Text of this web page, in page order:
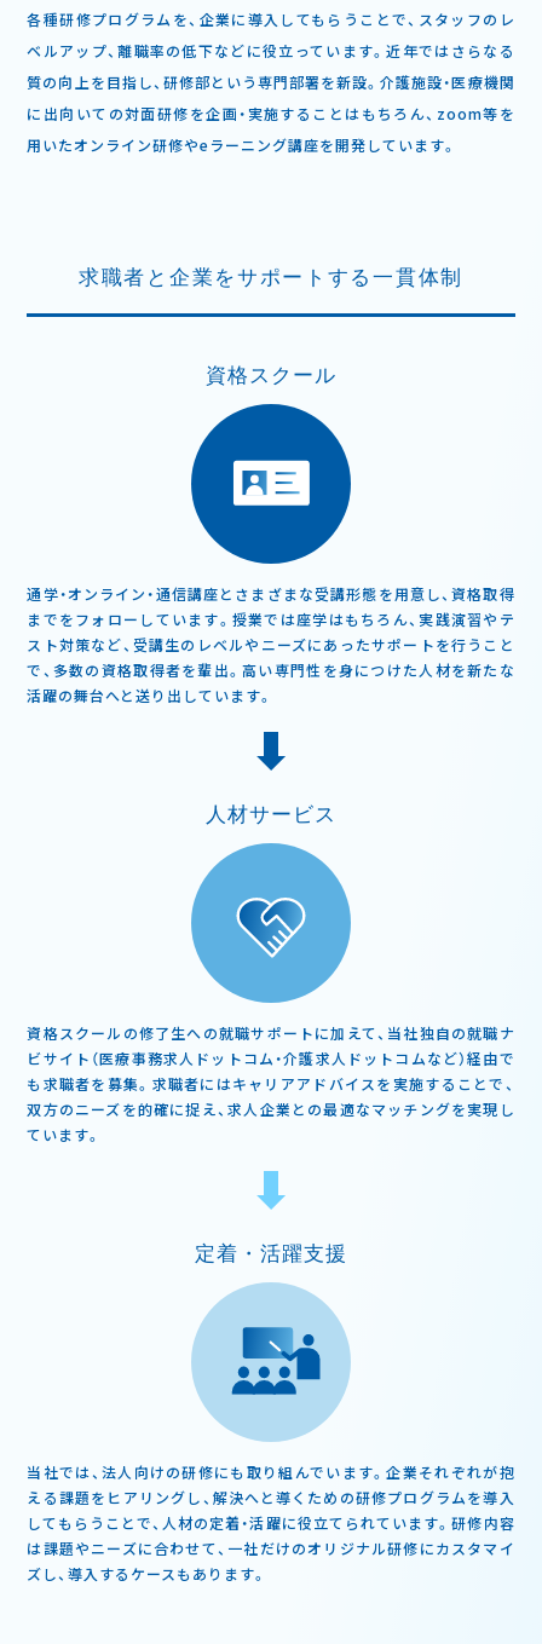
各種研修プログラムを、企業に導入してもらうことで、スタッフのレ
ベルアップ、離職率の低下などに役立っています。近年ではさらなる
質の向上を目指し、研修部という専門部署を新設。介護施設・医療機関
に出向いての対面研修を企画・実施することはもちろん、zoom等を
用いたオンライン研修やeラーニング講座を開発しています。
求職者と企業をサポートする一貫体制
資格スクール
通学・オンライン・通信講座とさまざまな受講形態を用意し、資格取得
までをフォローしています。授業では座学はもちろん、実践演習やテ
スト対策など、受講生のレベルやニーズにあったサポートを行うこと
で、多数の資格取得者を輩出。高い専門性を身につけた人材を新たな
活躍の舞台へと送り出しています。
人材サービス
資格スクールの修了生への就職サポートに加えて、当社独自の就職ナ
ビサイト（医療事務求人ドットコム・介護求人ドットコムなど）経由で
も求職者を募集。求職者にはキャリアアドバイスを実施することで、
双方のニーズを的確に捉え、求人企業との最適なマッチングを実現し
ています。
定着・活躍支援
当社では、法人向けの研修にも取り組んでいます。企業それぞれが抱
える課題をヒアリングし、解決へと導くための研修プログラムを導入
してもらうことで、人材の定着・活躍に役立てられています。研修内容
は課題やニーズに合わせて、一社だけのオリジナル研修にカスタマイ
ズし、導入するケースもあります。